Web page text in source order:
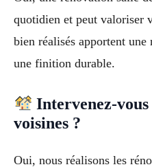
quotidien et peut valoriser
bien réalisés apportent
une finition durable.
Intervenez-vous
voisines ?
Oui, nous réalisons les